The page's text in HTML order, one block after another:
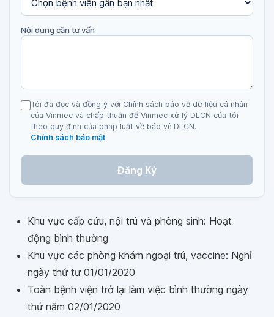
Nội dung cần tư vấn
Tôi đã đọc và đồng ý với Chính sách bảo vệ dữ liệu cá nhân
của Vinmec và chấp thuận để Vinmec xử lý DLCN của tôi
theo quy định của pháp luật về bảo vệ DLCN.
Chính sách bảo mật
Đăng Ký
Khu vực cấp cứu, nội trú và phòng sinh: Hoạt
động bình thường
Khu vực các phòng khám ngoại trú, vaccine: Nghỉ
ngày thứ tư 01/01/2020
Toàn bệnh viện trở lại làm việc bình thường ngày
thứ năm 02/01/2020